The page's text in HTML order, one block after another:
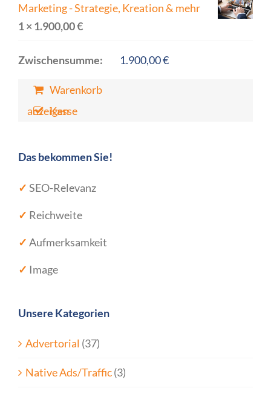
Marketing - Strategie, Kreation & mehr
1 × 1.900,00€
Zwischensumme: 1.900,00€
Warenkorb
anzeigen
Kasse
Das bekommen Sie!
✓ SEO-Relevanz
✓ Reichweite
✓ Aufmerksamkeit
✓ Image
Unsere Kategorien
Advertorial (37)
Native Ads/Traffic(3)